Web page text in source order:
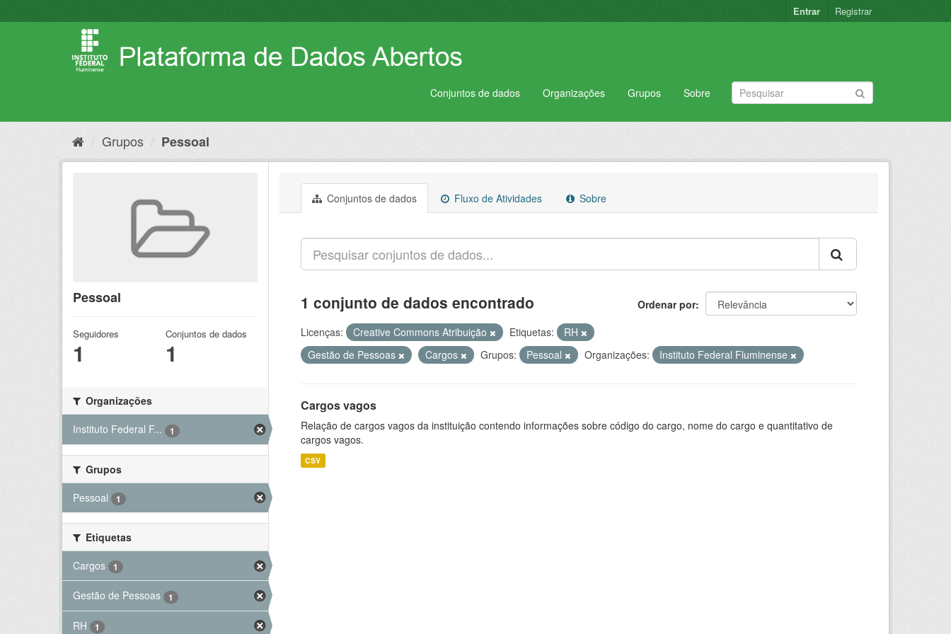
para
Entrar Registrar
Conjuntos de dados Organizações Grupos Sobre
Grupos Pessoal
Pessoal
Seguidores
1
Conjuntos de dados
1
Organizações
Instituto Federal F...
1
Grupos
Pessoal
1
Etiquetas
Cargos
1
Gestão de Pessoas 1
RH 1
Conjuntos de dados Fluxo de Atividades Sobre
Ordenar por
1 conjunto de dados encontrado
Licenças: Creative Commons Atribuição Etiquetas:
RH
Gestão de Pessoas
Cargos Grupos: Pessoal Organizações: Instituto Federal Fluminense
Cargos vagos
Relação de cargos vagos da instituição contendo informações sobre código do cargo, nome do cargo e quantitativo de
cargos vagos.
CSV